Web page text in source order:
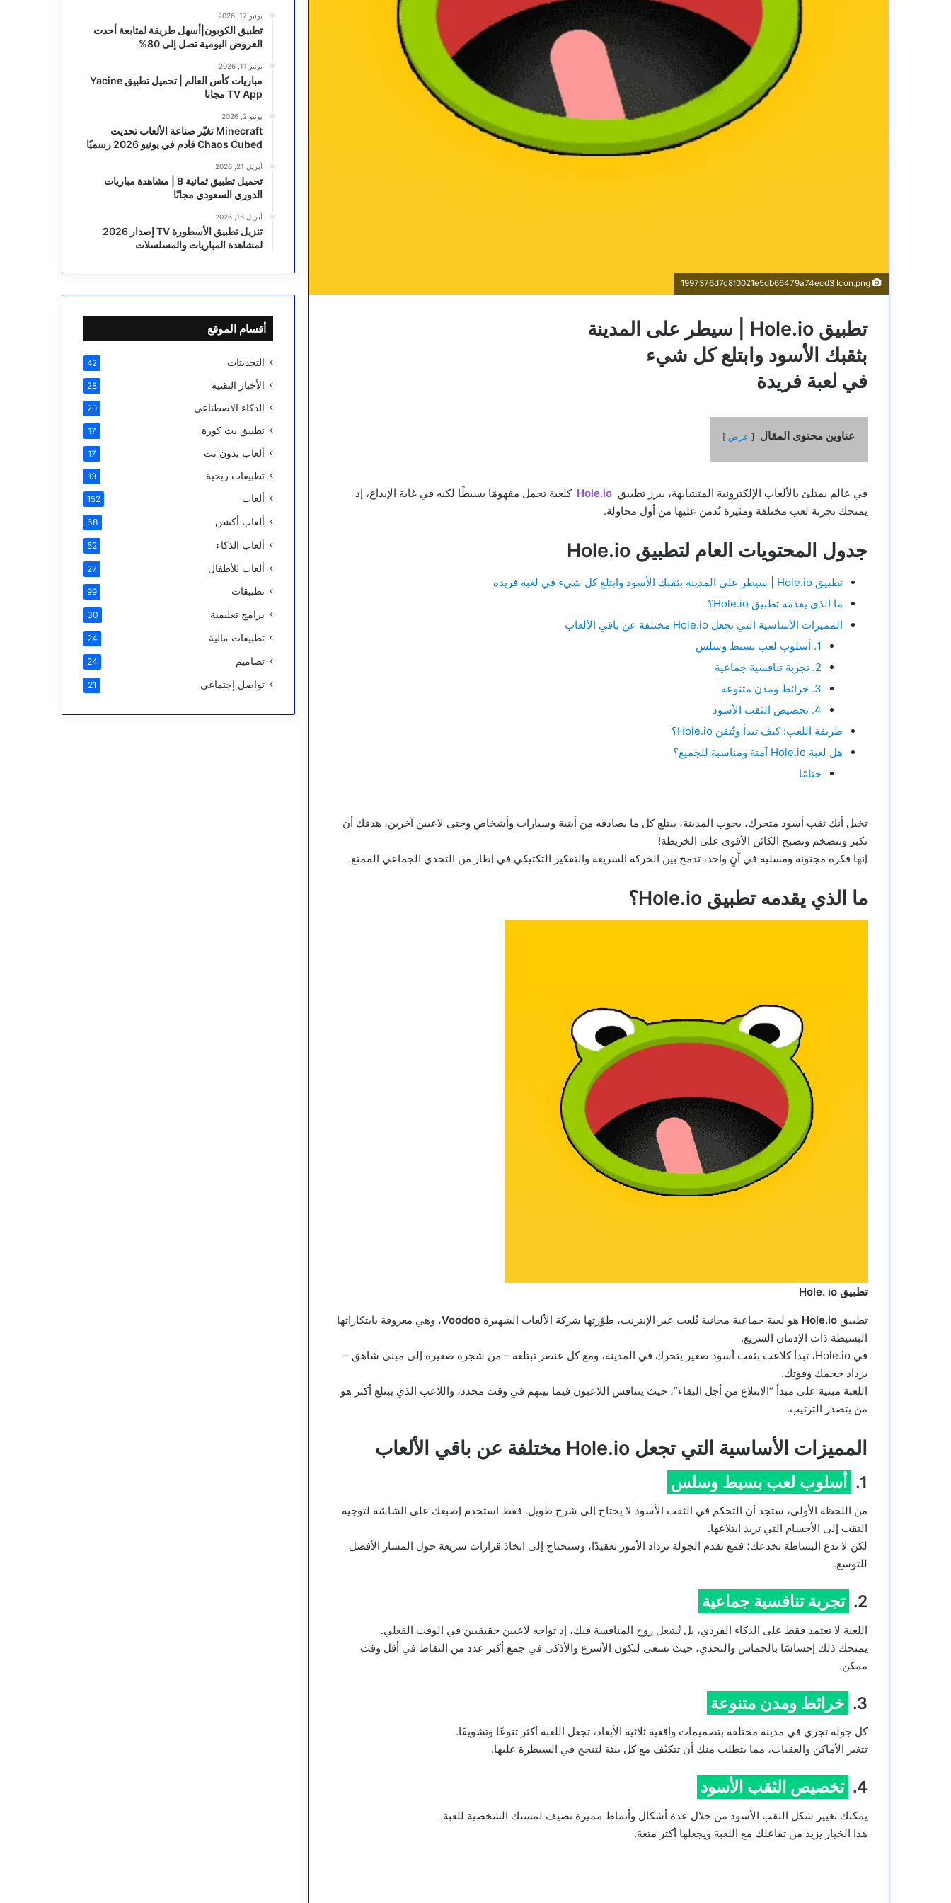
تطبيق Hole.io | سيطر على المدينة
بثقبك الأسود وابتلع كل شيء
في لعبة فريدة
عناوين محتوى المقال عرض
في عالم يمتلئ بالألعاب الإلكترونية المتشابهة، يبرز تطبيق Hole.io كلعبة تحمل مفهومًا بسيطًا لكنه في غاية الإبداع، إذ
يمنحك تجربة لعب مختلفة ومثيرة تُدمن عليها من أول محاولة.
جدول المحتويات العام لتطبيق Hole.io
تطبيق Hole.io | سيطر على المدينة بثقبك الأسود وابتلع كل شيء في لعبة فريدة
ما الذي يقدمه تطبيق Hole.io؟
المميزات الأساسية التي تجعل Hole.io مختلفة عن باقي الألعاب
1. أسلوب لعب بسيط وسلس
2. تجربة تنافسية جماعية
3. خرائط ومدن متنوعة
4. تخصيص الثقب الأسود
طريقة اللعب: كيف تبدأ وتُتقن Hole.io؟
هل لعبة Hole.io آمنة ومناسبة للجميع؟
ختامًا
تخيل أنك ثقب أسود متحرك، يجوب المدينة، يبتلع كل ما يصادفه من أبنية وسيارات وأشخاص وحتى لاعبين آخرين، هدفك أن
تكبر وتتضخم وتصبح الكائن الأقوى على الخريطة!
إنها فكرة مجنونة ومسلية في آنٍ واحد، تدمج بين الحركة السريعة والتفكير التكتيكي في إطار من التحدي الجماعي الممتع.
ما الذي يقدمه تطبيق Hole.io؟
تطبيق Hole. io
تطبيق Hole.io هو لعبة جماعية مجانية تُلعب عبر الإنترنت، طوّرتها شركة الألعاب الشهيرة Voodoo، وهي معروفة بابتكاراتها
البسيطة ذات الإدمان السريع.
في Hole.io، تبدأ كلاعب بثقب أسود صغير يتحرك في المدينة، ومع كل عنصر تبتلعه – من شجرة صغيرة إلى مبنى شاهق –
يزداد حجمك وقوتك.
اللعبة مبنية على مبدأ “الابتلاع من أجل البقاء”، حيث يتنافس اللاعبون فيما بينهم في وقت محدد، واللاعب الذي يبتلع أكثر هو
من يتصدر الترتيب.
المميزات الأساسية التي تجعل Hole.io مختلفة عن باقي الألعاب
1. أسلوب لعب بسيط وسلس
من اللحظة الأولى، ستجد أن التحكم في الثقب الأسود لا يحتاج إلى شرح طويل. فقط استخدم إصبعك على الشاشة لتوجيه
الثقب إلى الأجسام التي تريد ابتلاعها.
لكن لا تدع البساطة تخدعك؛ فمع تقدم الجولة تزداد الأمور تعقيدًا، وستحتاج إلى اتخاذ قرارات سريعة حول المسار الأفضل
للتوسع.
2. تجربة تنافسية جماعية
اللعبة لا تعتمد فقط على الذكاء الفردي، بل تُشعل روح المنافسة فيك، إذ تواجه لاعبين حقيقيين في الوقت الفعلي.
يمنحك ذلك إحساسًا بالحماس والتحدي، حيث تسعى لتكون الأسرع والأذكى في جمع أكبر عدد من النقاط في أقل وقت
ممكن.
3. خرائط ومدن متنوعة
كل جولة تجري في مدينة مختلفة بتصميمات واقعية ثلاثية الأبعاد، تجعل اللعبة أكثر تنوعًا وتشويقًا.
تتغير الأماكن والعقبات، مما يتطلب منك أن تتكيّف مع كل بيئة لتنجح في السيطرة عليها.
4. تخصيص الثقب الأسود
يمكنك تغيير شكل الثقب الأسود من خلال عدة أشكال وأنماط مميزة تضيف لمستك الشخصية للعبة.
هذا الخيار يزيد من تفاعلك مع اللعبة ويجعلها أكثر متعة.
يونيو 17, 2026
تطبيق الكوبون|أسهل طريقة لمتابعة أحدث
العروض اليومية تصل إلى 80%
يونيو 11, 2026
مباريات كأس العالم | تحميل تطبيق Yacine
TV App مجانا
يونيو 2, 2026
Minecraft تغيّر صناعة الألعاب تحديث
Chaos Cubed قادم في يونيو 2026 رسميًا
أبريل 21, 2026
تحميل تطبيق ثمانية 8 | مشاهدة مباريات
الدوري السعودي مجانًا
أبريل 16, 2026
تنزيل تطبيق الأسطورة TV إصدار 2026
لمشاهدة المباريات والمسلسلات
أقسام الموقع
التحديثات 42
الأخبار التقنية 28
الذكاء الاصطناعي 20
تطبيق بث كورة 17
ألعاب بدون نت 17
تطبيقات ربحية 13
ألعاب 152
ألعاب أكشن 68
ألعاب الذكاء 52
ألعاب للأطفال 27
تطبيقات 99
برامج تعليمية 30
تطبيقات مالية 24
تصاميم 24
تواصل إجتماعي 21